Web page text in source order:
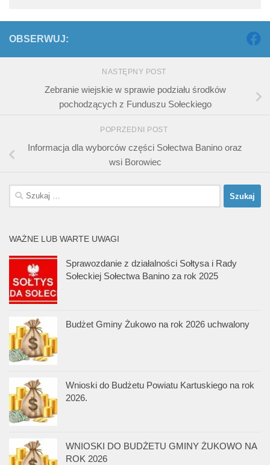
OBSERWUJ:
NASTĘPNY POST
Zebranie wiejskie w sprawie podziału środków
pochodzących z Funduszu Sołeckiego
POPRZEDNI POST
Informacja dla wyborców części Sołectwa Banino oraz
wsi Borowiec
Szukaj:
WAŻNE LUB WARTE UWAGI
Sprawozdanie z działalności Sołtysa i Rady
Sołeckiej Sołectwa Banino za rok 2025
Budżet Gminy Żukowo na rok 2026 uchwalony
Wnioski do Budżetu Powiatu Kartuskiego na rok
2026.
WNIOSKI DO BUDŻETU GMINY ŻUKOWO NA
ROK 2026